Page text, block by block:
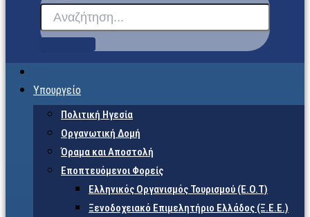
Υπουργείο
Πολιτική Ηγεσία
Οργανωτική Δομή
Όραμα και Αποστολή
Εποπτευόμενοι Φορείς
Eλληνικός Οργανισμός Τουρισμού (Ε.Ο.Τ)
Ξενοδοχειακό Επιμελητήριο Ελλάδος (Ξ.Ε.Ε.)